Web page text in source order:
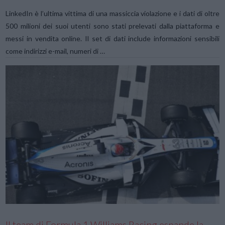
VIEW POST
LinkedIn è l’ultima vittima di una massiccia violazione e i dati di oltre
500 milioni dei suoi utenti sono stati prelevati dalla piattaforma e
messi in vendita online. Il set di dati include informazioni sensibili
come indirizzi e-mail, numeri di …